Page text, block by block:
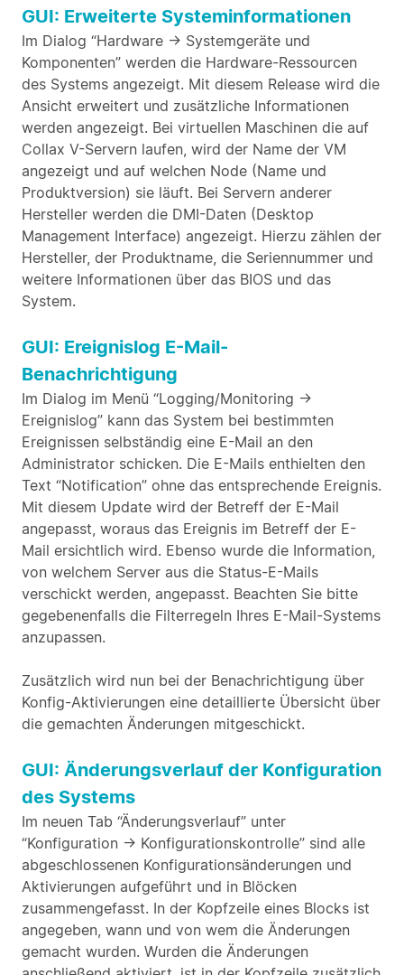
GUI: Erweiterte Systeminformationen
Im Dialog “Hardware -> Systemgeräte und
Komponenten” werden die Hardware-Ressourcen
des Systems angezeigt. Mit diesem Release wird die
Ansicht erweitert und zusätzliche Informationen
werden angezeigt. Bei virtuellen Maschinen die auf
Collax V-Servern laufen, wird der Name der VM
angezeigt und auf welchen Node (Name und
Produktversion) sie läuft. Bei Servern anderer
Hersteller werden die DMI-Daten (Desktop
Management Interface) angezeigt. Hierzu zählen der
Hersteller, der Produktname, die Seriennummer und
weitere Informationen über das BIOS und das
System.
GUI: Ereignislog E-Mail-
Benachrichtigung
Im Dialog im Menü “Logging/Monitoring ->
Ereignislog” kann das System bei bestimmten
Ereignissen selbständig eine E-Mail an den
Administrator schicken. Die E-Mails enthielten den
Text “Notification” ohne das entsprechende Ereignis.
Mit diesem Update wird der Betreff der E-Mail
angepasst, woraus das Ereignis im Betreff der E-
Mail ersichtlich wird. Ebenso wurde die Information,
von welchem Server aus die Status-E-Mails
verschickt werden, angepasst. Beachten Sie bitte
gegebenenfalls die Filterregeln Ihres E-Mail-Systems
anzupassen.
Zusätzlich wird nun bei der Benachrichtigung über
Konfig-Aktivierungen eine detaillierte Übersicht über
die gemachten Änderungen mitgeschickt.
GUI: Änderungsverlauf der Konfiguration
des Systems
Im neuen Tab “Änderungsverlauf” unter
“Konfiguration -> Konfigurationskontrolle” sind alle
abgeschlossenen Konfigurationsänderungen und
Aktivierungen aufgeführt und in Blöcken
zusammengefasst. In der Kopfzeile eines Blocks ist
angegeben, wann und von wem die Änderungen
gemacht wurden. Wurden die Änderungen